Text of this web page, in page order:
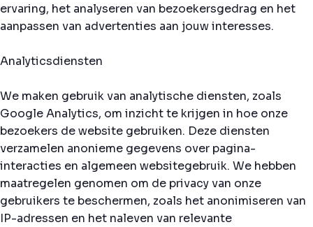
ervaring, het analyseren van bezoekersgedrag en het
aanpassen van advertenties aan jouw interesses.
Analyticsdiensten
We maken gebruik van analytische diensten, zoals
Google Analytics, om inzicht te krijgen in hoe onze
bezoekers de website gebruiken. Deze diensten
verzamelen anonieme gegevens over pagina-
interacties en algemeen websitegebruik. We hebben
maatregelen genomen om de privacy van onze
gebruikers te beschermen, zoals het anonimiseren van
IP-adressen en het naleven van relevante